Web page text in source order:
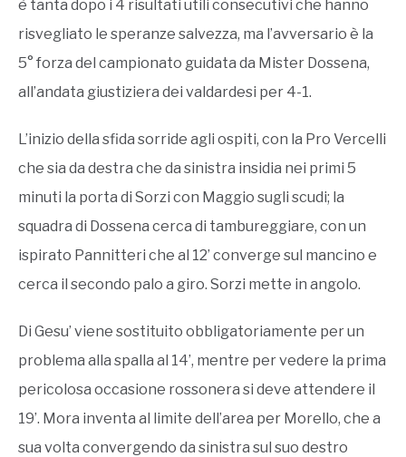
è tanta dopo i 4 risultati utili consecutivi che hanno
risvegliato le speranze salvezza, ma l’avversario è la
5° forza del campionato guidata da Mister Dossena,
all’andata giustiziera dei valdardesi per 4-1.
L’inizio della sfida sorride agli ospiti, con la Pro Vercelli
che sia da destra che da sinistra insidia nei primi 5
minuti la porta di Sorzi con Maggio sugli scudi; la
squadra di Dossena cerca di tambureggiare, con un
ispirato Pannitteri che al 12’ converge sul mancino e
cerca il secondo palo a giro. Sorzi mette in angolo.
Di Gesu’ viene sostituito obbligatoriamente per un
problema alla spalla al 14’, mentre per vedere la prima
pericolosa occasione rossonera si deve attendere il
19’. Mora inventa al limite dell’area per Morello, che a
sua volta convergendo da sinistra sul suo destro